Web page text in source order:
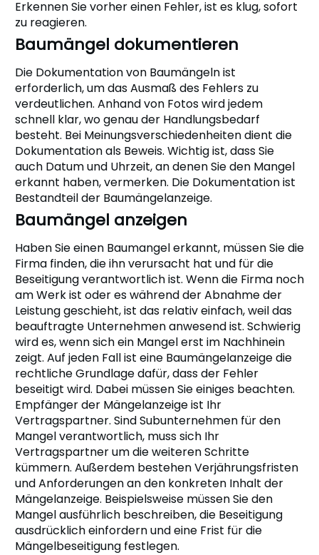
Erkennen Sie vorher einen Fehler, ist es klug, sofort
zu reagieren.
Baumängel dokumentieren
Die Dokumentation von Baumängeln ist
erforderlich, um das Ausmaß des Fehlers zu
verdeutlichen. Anhand von Fotos wird jedem
schnell klar, wo genau der Handlungsbedarf
besteht. Bei Meinungsverschiedenheiten dient die
Dokumentation als Beweis. Wichtig ist, dass Sie
auch Datum und Uhrzeit, an denen Sie den Mangel
erkannt haben, vermerken. Die Dokumentation ist
Bestandteil der Baumängelanzeige.
Baumängel anzeigen
Haben Sie einen Baumangel erkannt, müssen Sie die
Firma finden, die ihn verursacht hat und für die
Beseitigung verantwortlich ist. Wenn die Firma noch
am Werk ist oder es während der Abnahme der
Leistung geschieht, ist das relativ einfach, weil das
beauftragte Unternehmen anwesend ist. Schwierig
wird es, wenn sich ein Mangel erst im Nachhinein
zeigt. Auf jeden Fall ist eine Baumängelanzeige die
rechtliche Grundlage dafür, dass der Fehler
beseitigt wird. Dabei müssen Sie einiges beachten.
Empfänger der Mängelanzeige ist Ihr
Vertragspartner. Sind Subunternehmen für den
Mangel verantwortlich, muss sich Ihr
Vertragspartner um die weiteren Schritte
kümmern. Außerdem bestehen Verjährungsfristen
und Anforderungen an den konkreten Inhalt der
Mängelanzeige. Beispielsweise müssen Sie den
Mangel ausführlich beschreiben, die Beseitigung
ausdrücklich einfordern und eine Frist für die
Mängelbeseitigung festlegen.